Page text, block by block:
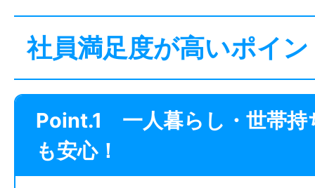
社員満足度が高いポイ
Point.1 一人暮らし・世帯持
も安心！